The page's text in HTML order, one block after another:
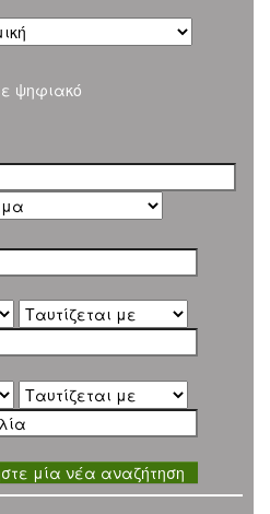
ψηφιακό
μία νέα αναζήτηση